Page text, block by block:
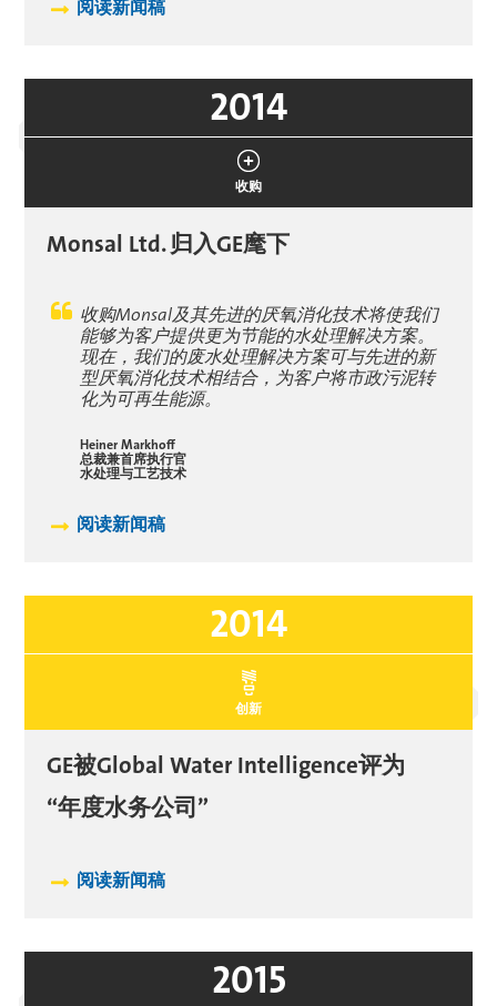
阅读新闻稿
2014
收购
Monsal Ltd.归入GE麾下
收购Monsal及其先进的厌氧消化技术将使我们
能够为客户提供更为节能的水处理解决方案。
现在，我们的废水处理解决方案可与先进的新
型厌氧消化技术相结合，为客户将市政污泥转
化为可再生能源。
Heiner Markhoff
总裁兼首席执行官
水处理与工艺技术
阅读新闻稿
2014
创新
GE被Global Water Intelligence评为
“年度水务公司”
阅读新闻稿
2015